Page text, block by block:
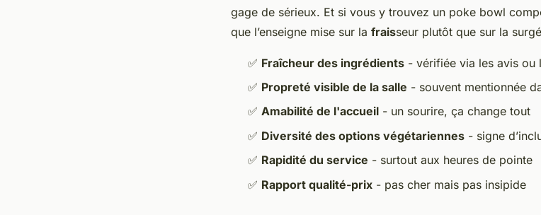
gage de sérieux. Et si vous y trouvez un poke bowl
que l’enseigne mise sur la fraisseur plutôt que sur la
✅ Fraîcheur des ingrédients - vérifiée via les avis ou
✅ Propreté visible de la salle - souvent mentionnée
✅ Amabilité de l'accueil - un sourire, ça change tout
✅ Diversité des options végétariennes - signe
✅ Rapidité du service - surtout aux heures de pointe
✅ Rapport qualité-prix - pas cher mais pas insipide